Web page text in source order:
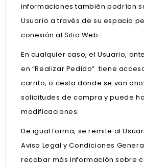
informaciones también podrían
Usuario a través de su espacio
conexión al Sitio Web.
En cualquier caso, el Usuario,
en “Realizar Pedido“ tiene
carrito, o cesta donde se van
solicitudes de compra y puede
modificaciones.
De igual forma, se remite al
Aviso Legal y Condiciones
recabar más información sobre